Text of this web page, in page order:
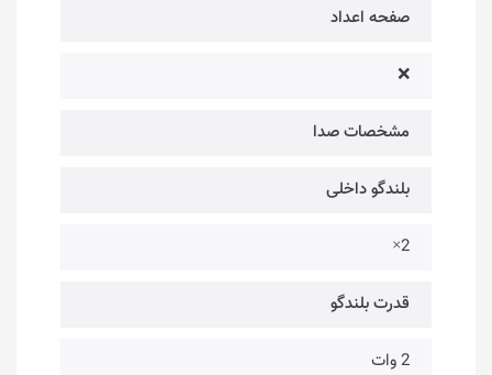
صفحه اعداد
❌
مشخصات صدا
بلندگو داخلی
2×
قدرت بلندگو
2 وات